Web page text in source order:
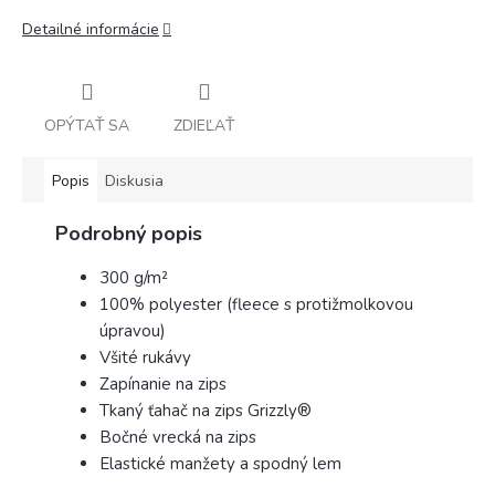
Detailné informácie
OPÝTAŤ SA ZDIEĽAŤ
Popis Diskusia
Podrobný popis
300 g/m²
100% polyester (fleece s protižmolkovou
úpravou)
Všité rukávy
Zapínanie na zips
Tkaný ťahač na zips Grizzly®
Bočné vrecká na zips
Elastické manžety a spodný lem